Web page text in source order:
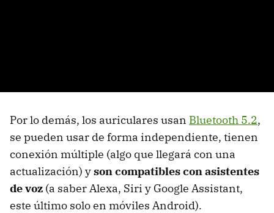
Por lo demás, los auriculares usan Bluetooth 5.2,
se pueden usar de forma independiente, tienen
conexión múltiple (algo que llegará con una
actualización) yson compatibles con asistentes
de voz (a saber Alexa, Siri y Google Assistant,
este último solo en móviles Android).